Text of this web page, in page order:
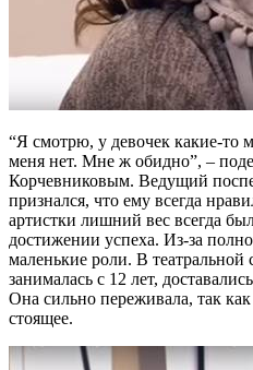
“Я смотрю, у девочек какие-то
меня нет. Мне ж обидно”, –
Корчевниковым. Ведущий
признался, что ему всегда
артистки лишний вес всегда
достижении успеха. Из-за
маленькие роли. В театральной
занималась с 12 лет,
Она сильно переживала, так как
стоящее.